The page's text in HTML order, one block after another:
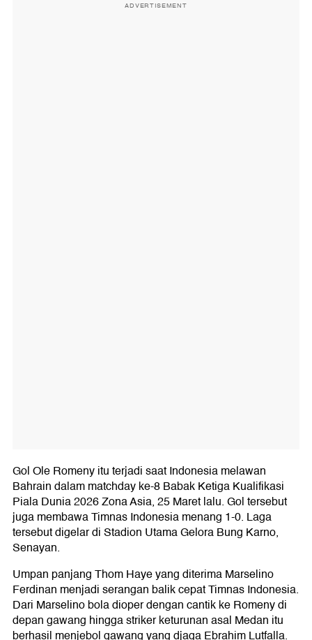
ADVERTISEMENT
Gol Ole Romeny itu terjadi saat Indonesia melawan
Bahrain dalam matchday ke-8 Babak Ketiga Kualifikasi
Piala Dunia 2026 Zona Asia, 25 Maret lalu. Gol tersebut
juga membawa Timnas Indonesia menang 1-0. Laga
tersebut digelar di Stadion Utama Gelora Bung Karno,
Senayan.
Umpan panjang Thom Haye yang diterima Marselino
Ferdinan menjadi serangan balik cepat Timnas Indonesia.
Dari Marselino bola dioper dengan cantik ke Romeny di
depan gawang hingga striker keturunan asal Medan itu
berhasil menjebol gawang yang djaga Ebrahim Lutfalla.